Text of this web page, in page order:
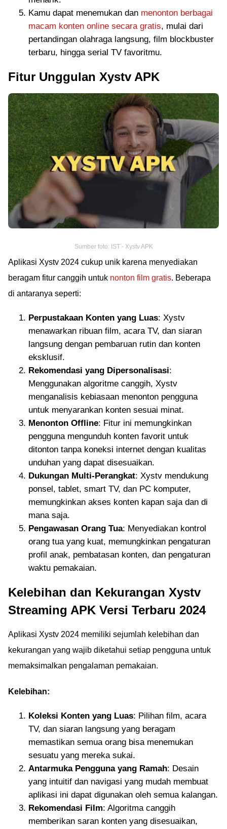
Kamu dapat menemukan dan menonton berbagai
macam konten online secara gratis, mulai dari
pertandingan olahraga langsung, film blockbuster
terbaru, hingga serial TV favoritmu.
Fitur Unggulan Xystv APK
Sumber foto: IST - Xystv APK
Aplikasi Xystv 2024 cukup unik karena menyediakan
beragam fitur canggih untuk nonton film gratis. Beberapa
di antaranya seperti:
Perpustakaan Konten yang Luas: Xystv
menawarkan ribuan film, acara TV, dan siaran
langsung dengan pembaruan rutin dan konten
eksklusif.
Rekomendasi yang Dipersonalisasi:
Menggunakan algoritme canggih, Xystv
menganalisis kebiasaan menonton pengguna
untuk menyarankan konten sesuai minat.
Menonton Offline: Fitur ini memungkinkan
pengguna mengunduh konten favorit untuk
ditonton tanpa koneksi internet dengan kualitas
unduhan yang dapat disesuaikan.
Dukungan Multi-Perangkat: Xystv mendukung
ponsel, tablet, smart TV, dan PC komputer,
memungkinkan akses konten kapan saja dan di
mana saja.
Pengawasan Orang Tua: Menyediakan kontrol
orang tua yang kuat, memungkinkan pengaturan
profil anak, pembatasan konten, dan pengaturan
waktu pemakaian.
Kelebihan dan Kekurangan Xystv
Streaming APK Versi Terbaru 2024
Aplikasi Xystv 2024 memiliki sejumlah kelebihan dan
kekurangan yang wajib diketahui setiap pengguna untuk
memaksimalkan pengalaman pemakaian.
Kelebihan:
Koleksi Konten yang Luas: Pilihan film, acara
TV, dan siaran langsung yang beragam
memastikan semua orang bisa menemukan
sesuatu yang mereka sukai.
Antarmuka Pengguna yang Ramah: Desain
yang intuitif dan navigasi yang mudah membuat
aplikasi ini dapat digunakan oleh semua kalangan.
Rekomendasi Film: Algoritma canggih
memberikan saran konten yang disesuaikan,